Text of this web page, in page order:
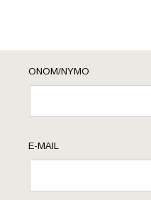
ΟΝΟΜ/ΝΥΜΟ
E-MAIL